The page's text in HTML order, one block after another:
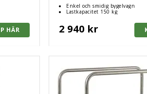
Enkel och smidig bygelvagn
Lastkapacitet 150 kg
2 940 kr